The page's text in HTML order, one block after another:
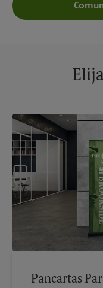
Pancartas